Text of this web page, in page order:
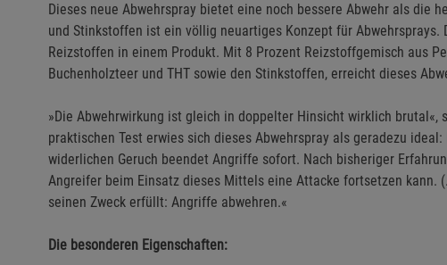
Dieses neue Abwehrspray bietet eine noch bessere Abwehr als die
und Stinkstoffen ist ein völlig neuartiges Konzept für
Reizstoffen in einem Produkt. Mit 8 Prozent Reizstoffgemisch aus
Buchenholzteer und THT sowie den Stinkstoffen, erreicht dieses
»Die Abwehrwirkung ist gleich in doppelter Hinsicht wirklich brutal«,
praktischen Test erwies sich dieses Abwehrspray als geradezu
widerlichen Geruch beendet Angriffe sofort. Nach bisheriger
Angreifer beim Einsatz dieses Mittels eine Attacke fortsetzen kann.
seinen Zweck erfüllt: Angriffe abwehren.«
Die besonderen Eigenschaften: